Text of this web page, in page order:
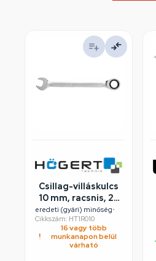
Csillag-villáskulcs
10 mm, racsnis, 25
év garancia,
HÖGERT HT1R010
eredeti (gyári) minőség•
Cikkszám: HT1R010
16 vagy több
munkanapon belül
várható